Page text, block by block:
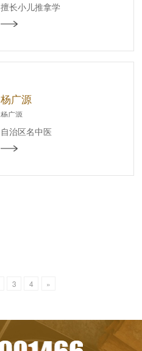
擅长小儿推拿学
杨广源
杨广源
自治区名中医
3 4 »